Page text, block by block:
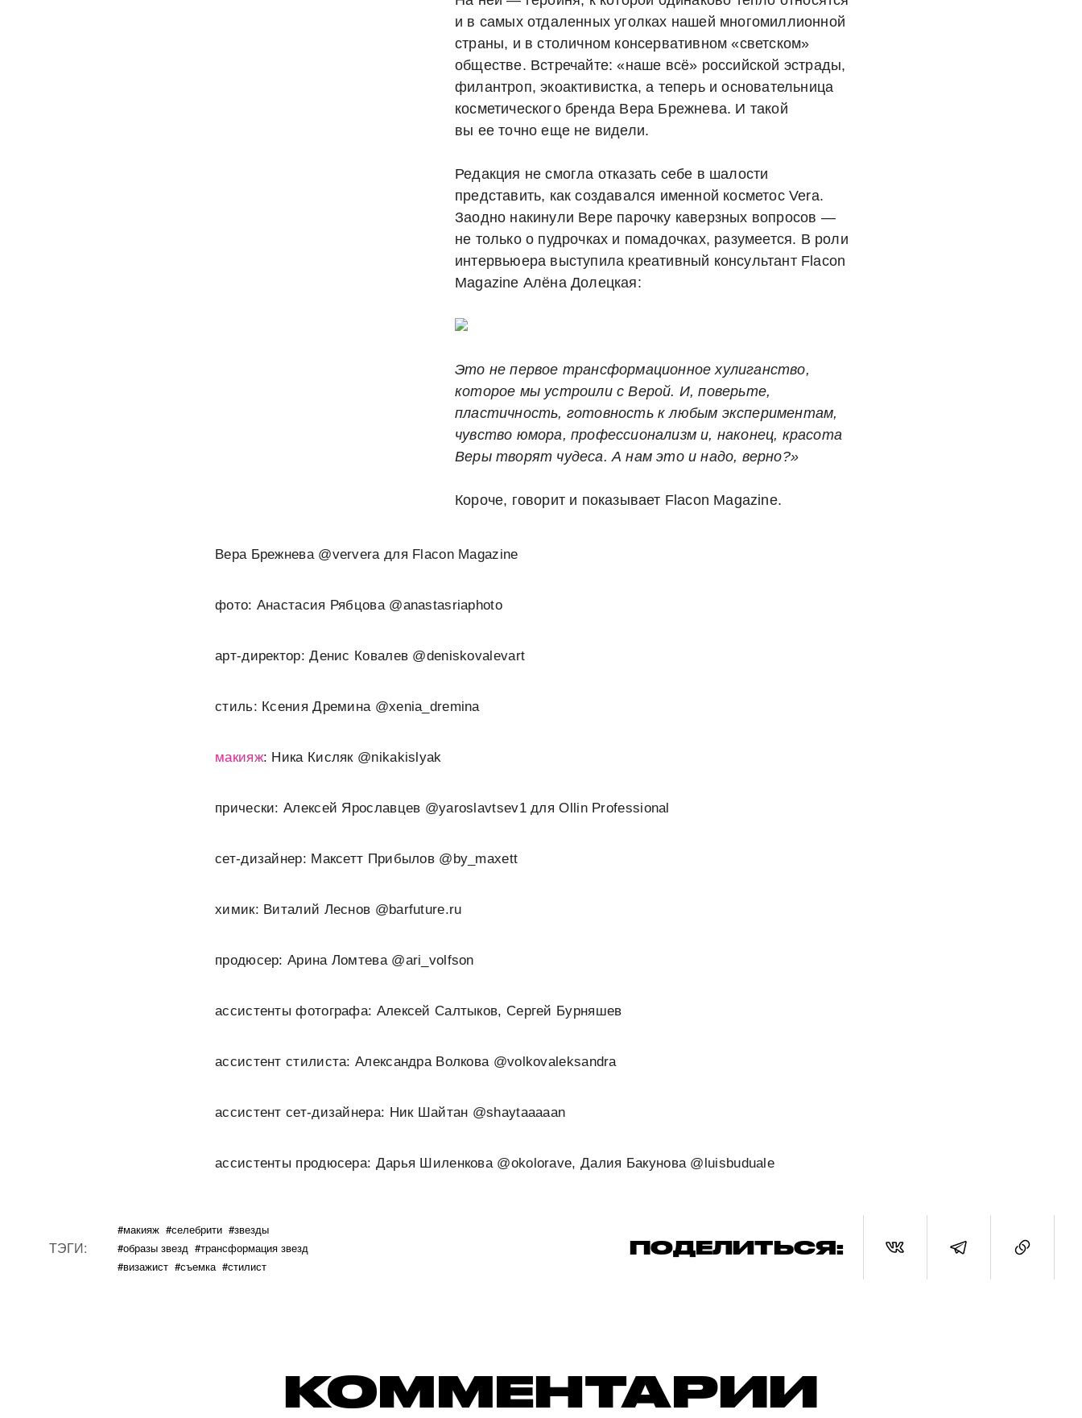
и в самых отдаленных уголках нашей многомиллионной
страны, и в столичном консервативном «светском»
обществе. Встречайте: «наше всё» российской эстрады,
филантроп, экоактивистка, а теперь и основательница
косметического бренда Вера Брежнева. И такой
вы ее точно еще не видели.
Редакция не смогла отказать себе в шалости
представить, как создавался именной косметос Vera.
Заодно накинули Вере парочку каверзных вопросов —
не только о пудрочках и помадочках, разумеется. В роли
интервьюера выступила креативный консультант Flacon
Magazine Алёна Долецкая:
Это не первое трансформационное хулиганство,
которое мы устроили с Верой. И, поверьте,
пластичность, готовность к любым экспериментам,
чувство юмора, профессионализм и, наконец, красота
Веры творят чудеса. А нам это и надо, верно?»
Короче, говорит и показывает Flacon Magazine.
Вера Брежнева @ververa для Flacon Magazine
фото: Анастасия Рябцова @anastasriaphoto
арт-директор: Денис Ковалев @deniskovalevart
стиль: Ксения Дремина @xenia_dremina
макияж: Ника Кисляк @nikakislyak
прически: Алексей Ярославцев @yaroslavtsev1 для Ollin Professional
сет-дизайнер: Максетт Прибылов @by_maxett
химик: Виталий Леснов @barfuture.ru
продюсер: Арина Ломтева @ari_volfson
ассистенты фотографа: Алексей Салтыков, Сергей Бурняшев
ассистент стилиста: Александра Волкова @volkovaleksandra
ассистент сет-дизайнера: Ник Шайтан @shaytaaaaan
ассистенты продюсера: Дарья Шиленкова @okolorave, Далия Бакунова @luisbuduale
ТЭГИ:
#макияж #селебрити #звезды
#образы звезд #трансформация звезд
#визажист #съемка #стилист
ПОДЕЛИТЬСЯ:
КОММЕНТАРИИ